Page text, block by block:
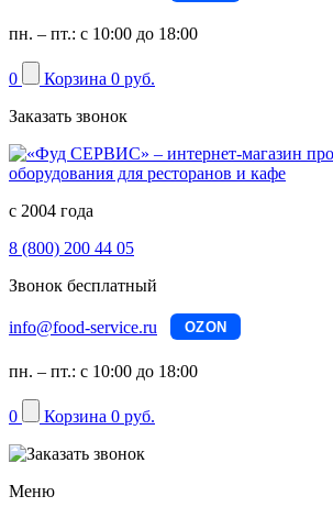
пн. – пт.: с 10:00 до 18:00
0 Корзина 0 руб.
Заказать звонок
с 2004 года
8 (800) 200 44 05
Звонок бесплатный
info@food-service.ru OZON
пн. – пт.: с 10:00 до 18:00
0 Корзина 0 руб.
Меню